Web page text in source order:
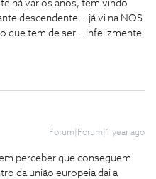
há vários anos, tem vindo
descendente… já vi na NOS
que tem de ser… infelizmente.
Forum|Forum|1 year ago
perceber que conseguem
da união europeia dai a